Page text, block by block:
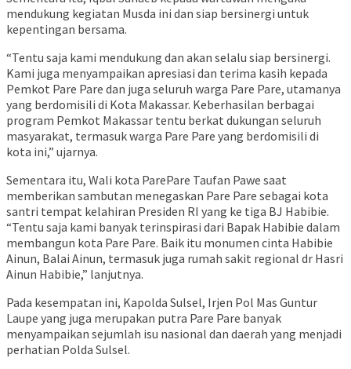
mendukung kegiatan Musda ini dan siap bersinergi untuk
kepentingan bersama.
“Tentu saja kami mendukung dan akan selalu siap bersinergi.
Kami juga menyampaikan apresiasi dan terima kasih kepada
Pemkot Pare Pare dan juga seluruh warga Pare Pare, utamanya
yang berdomisili di Kota Makassar. Keberhasilan berbagai
program Pemkot Makassar tentu berkat dukungan seluruh
masyarakat, termasuk warga Pare Pare yang berdomisili di
kota ini,” ujarnya.
Sementara itu, Wali kota ParePare Taufan Pawe saat
memberikan sambutan menegaskan Pare Pare sebagai kota
santri tempat kelahiran Presiden RI yang ke tiga BJ Habibie.
“Tentu saja kami banyak terinspirasi dari Bapak Habibie dalam
membangun kota Pare Pare. Baik itu monumen cinta Habibie
Ainun, Balai Ainun, termasuk juga rumah sakit regional dr Hasri
Ainun Habibie,” lanjutnya.
Pada kesempatan ini, Kapolda Sulsel, Irjen Pol Mas Guntur
Laupe yang juga merupakan putra Pare Pare banyak
menyampaikan sejumlah isu nasional dan daerah yang menjadi
perhatian Polda Sulsel.